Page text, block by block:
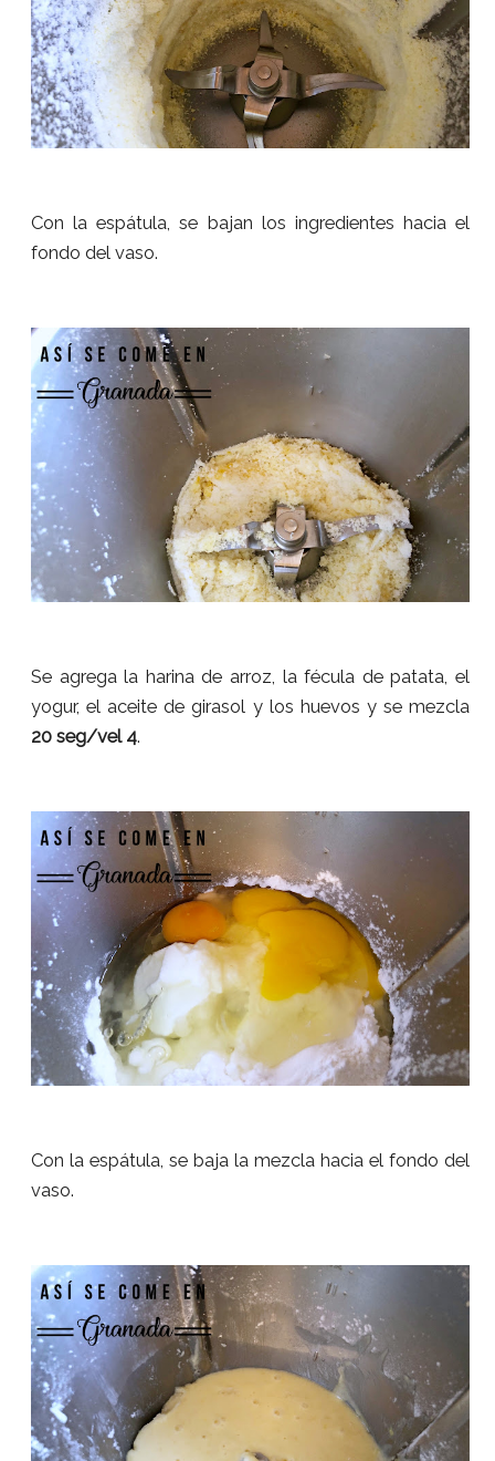
Con la espátula, se bajan los ingredientes hacia el
fondo del vaso.
Se agrega la harina de arroz, la fécula de patata, el
yogur, el aceite de girasol y los huevos y se mezcla
20 seg/vel 4.
Con la espátula, se baja la mezcla hacia el fondo del
vaso.